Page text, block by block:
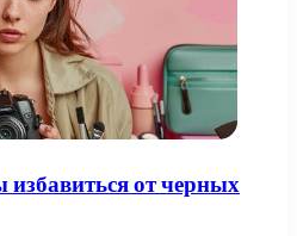
от черных